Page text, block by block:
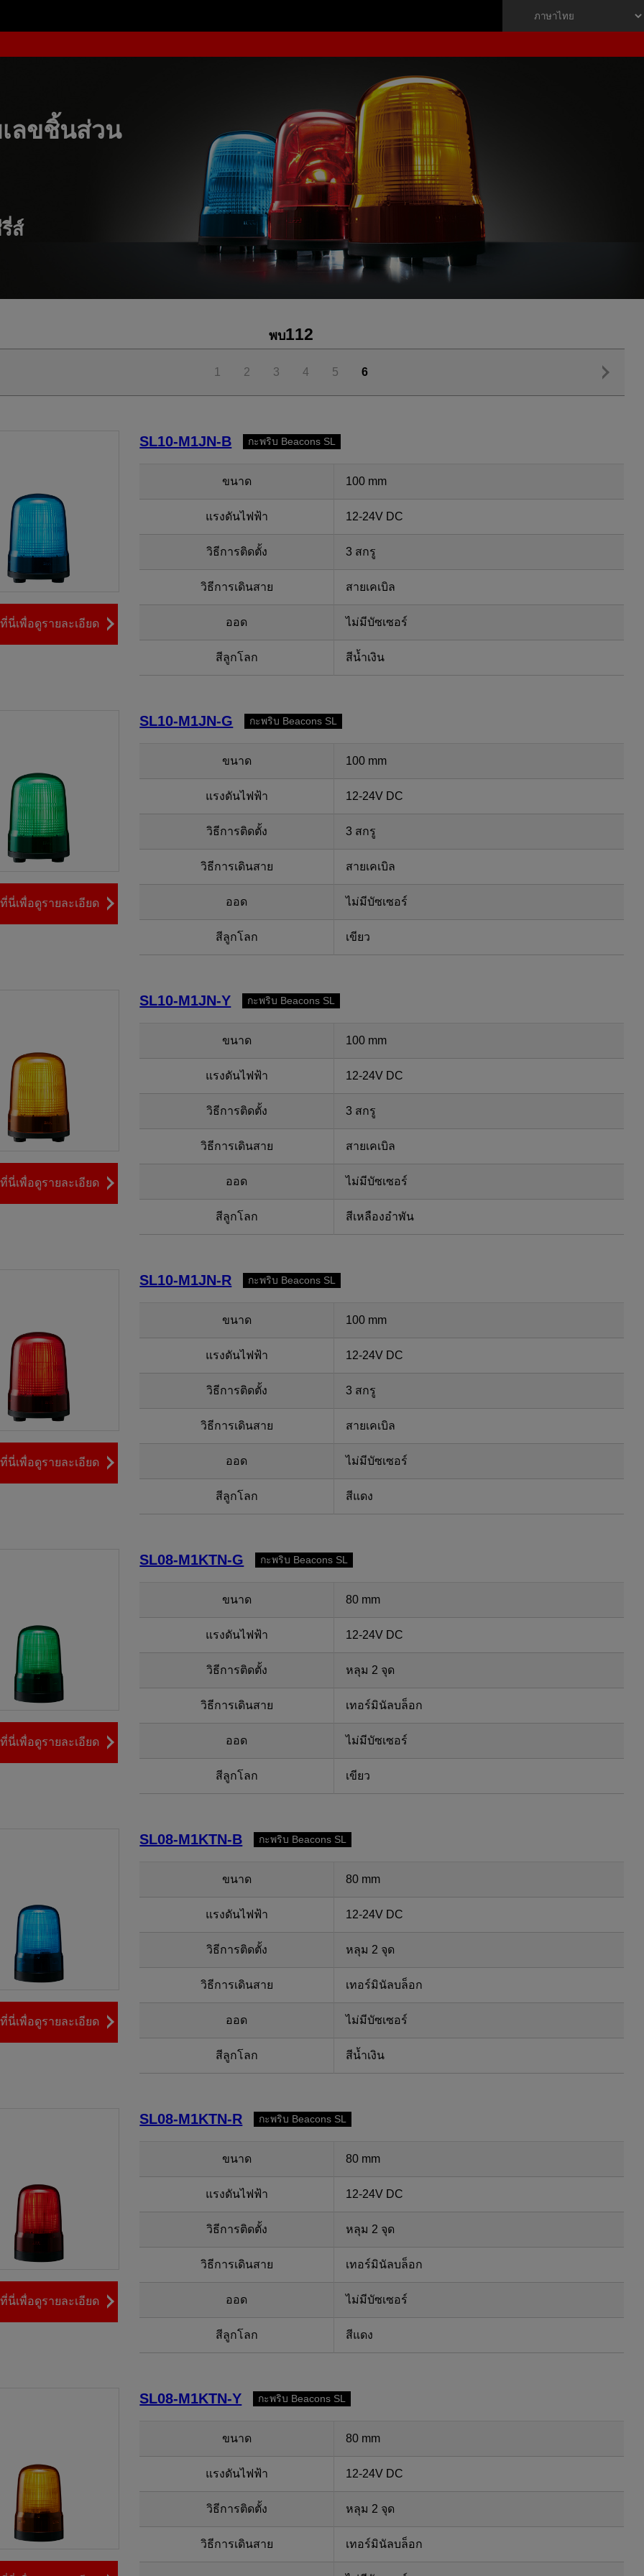
ลขชิ้นส่วน
ส์
พบ112
1 2 3 4 5 6
นี่เพื่อดูรายละเอียด
SL10-M1JN-B กะพริบ Beacons SL
ขนาด 100 mm
แรงดันไฟฟ้า 12-24V DC
วิธีการติดตั้ง 3 สกรู
วิธีการเดินสาย สายเคเบิล
ออด ไม่มีบัซเซอร์
สีลูกโลก สีน้ำเงิน
นี่เพื่อดูรายละเอียด
SL10-M1JN-G กะพริบ Beacons SL
ขนาด 100 mm
แรงดันไฟฟ้า 12-24V DC
วิธีการติดตั้ง 3 สกรู
วิธีการเดินสาย สายเคเบิล
ออด ไม่มีบัซเซอร์
สีลูกโลก เขียว
นี่เพื่อดูรายละเอียด
SL10-M1JN-Y กะพริบ Beacons SL
ขนาด 100 mm
แรงดันไฟฟ้า 12-24V DC
วิธีการติดตั้ง 3 สกรู
วิธีการเดินสาย สายเคเบิล
ออด ไม่มีบัซเซอร์
สีลูกโลก สีเหลืองอำพัน
นี่เพื่อดูรายละเอียด
SL10-M1JN-R กะพริบ Beacons SL
ขนาด 100 mm
แรงดันไฟฟ้า 12-24V DC
วิธีการติดตั้ง 3 สกรู
วิธีการเดินสาย สายเคเบิล
ออด ไม่มีบัซเซอร์
สีลูกโลก สีแดง
นี่เพื่อดูรายละเอียด
SL08-M1KTN-G กะพริบ Beacons SL
ขนาด 80 mm
แรงดันไฟฟ้า 12-24V DC
วิธีการติดตั้ง หลุม 2 จุด
วิธีการเดินสาย เทอร์มินัลบล็อก
ออด ไม่มีบัซเซอร์
สีลูกโลก เขียว
นี่เพื่อดูรายละเอียด
SL08-M1KTN-B กะพริบ Beacons SL
ขนาด 80 mm
แรงดันไฟฟ้า 12-24V DC
วิธีการติดตั้ง หลุม 2 จุด
วิธีการเดินสาย เทอร์มินัลบล็อก
ออด ไม่มีบัซเซอร์
สีลูกโลก สีน้ำเงิน
นี่เพื่อดูรายละเอียด
SL08-M1KTN-R กะพริบ Beacons SL
ขนาด 80 mm
แรงดันไฟฟ้า 12-24V DC
วิธีการติดตั้ง หลุม 2 จุด
วิธีการเดินสาย เทอร์มินัลบล็อก
ออด ไม่มีบัซเซอร์
สีลูกโลก สีแดง
SL08-M1KTN-Y กะพริบ Beacons SL
ขนาด 80 mm
แรงดันไฟฟ้า 12-24V DC
วิธีการติดตั้ง หลุม 2 จุด
วิธีการเดินสาย เทอร์มินัลบล็อก